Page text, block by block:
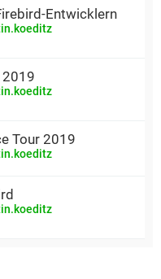
Entwicklern
2019
Tour 2019